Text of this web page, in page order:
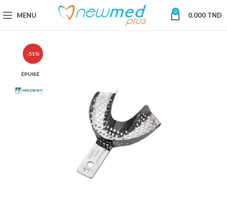
MENU 0 0.000 TND
-51%
ÉPUISÉ